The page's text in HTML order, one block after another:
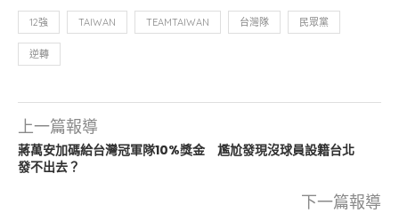
12強 TAIWAN TEAMTAIWAN 台灣隊 民眾黨
逆轉
上一篇報導
蔣萬安加碼給台灣冠軍隊10%獎金 尷尬發現沒球員設籍台北
發不出去？
下一篇報導